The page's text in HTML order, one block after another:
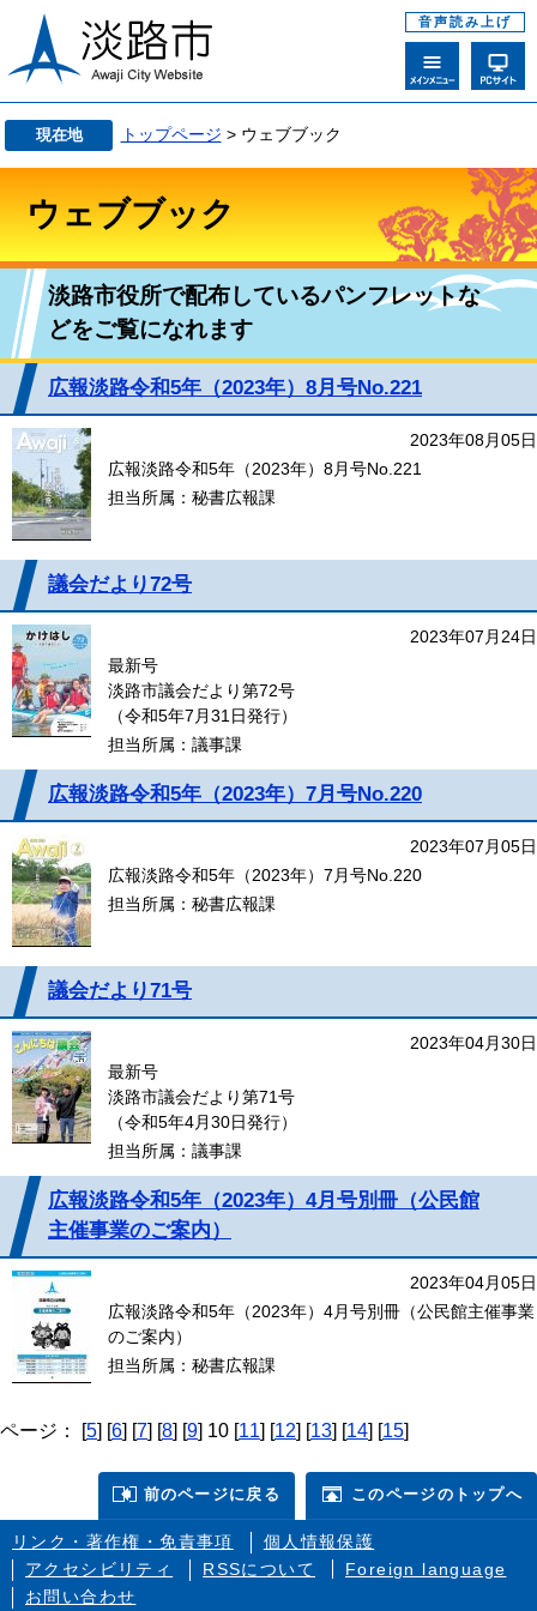
音声読み上げ
現在地 トップページ > ウェブブック
ウェブブック
淡路市役所で配布しているパンフレットな
どをご覧になれます
広報淡路令和5年（2023年）8月号No.221
2023年08月05日
広報淡路令和5年（2023年）8月号No.221
担当所属：秘書広報課
議会だより72号
2023年07月24日
最新号
淡路市議会だより第72号
（令和5年7月31日発行）
担当所属：議事課
広報淡路令和5年（2023年）7月号No.220
2023年07月05日
広報淡路令和5年（2023年）7月号No.220
担当所属：秘書広報課
議会だより71号
2023年04月30日
最新号
淡路市議会だより第71号
（令和5年4月30日発行）
担当所属：議事課
広報淡路令和5年（2023年）4月号別冊（公民館
主催事業のご案内）
2023年04月05日
広報淡路令和5年（2023年）4月号別冊（公民館主催事業
のご案内）
担当所属：秘書広報課
ページ： [5] [6] [7] [8] [9] 10 [11] [12] [13] [14] [15]
前のページに戻る このページのトップへ
リンク・著作権・免責事項
個人情報保護
アクセシビリティ
RSSについて
Foreign language
お問い合わせ